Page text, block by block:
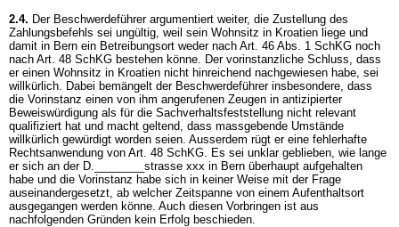
2.4. Der Beschwerdeführer argumentiert weiter, die Zustellung des
Zahlungsbefehls sei ungültig, weil sein Wohnsitz in Kroatien liege und
damit in Bern ein Betreibungsort weder nach Art. 46 Abs. 1 SchKG noch
nach Art. 48 SchKG bestehen könne. Der vorinstanzliche Schluss, dass
er einen Wohnsitz in Kroatien nicht hinreichend nachgewiesen habe, sei
willkürlich. Dabei bemängelt der Beschwerdeführer insbesondere, dass
die Vorinstanz einen von ihm angerufenen Zeugen in antizipierter
Beweiswürdigung als für die Sachverhaltsfeststellung nicht relevant
qualifiziert hat und macht geltend, dass massgebende Umstände
willkürlich gewürdigt worden seien. Ausserdem rügt er eine fehlerhafte
Rechtsanwendung von Art. 48 SchKG. Es sei unklar geblieben, wie lange
er sich an der D.________strasse xxx in Bern überhaupt aufgehalten
habe und die Vorinstanz habe sich in keiner Weise mit der Frage
auseinandergesetzt, ab welcher Zeitspanne von einem Aufenthaltsort
ausgegangen werden könne. Auch diesen Vorbringen ist aus
nachfolgenden Gründen kein Erfolg beschieden.